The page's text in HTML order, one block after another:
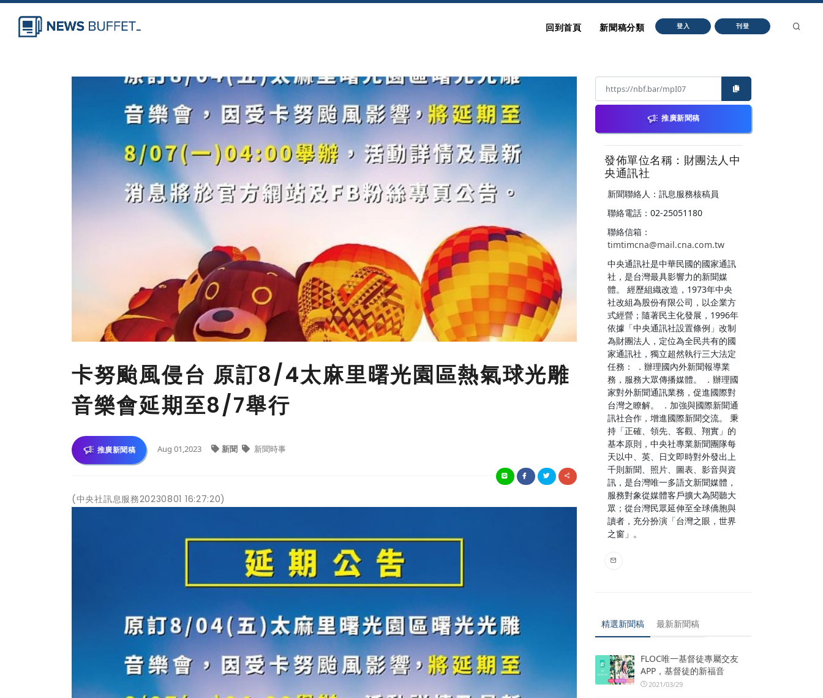
回到首頁 新聞稿分類 登入 刊登
卡努颱風侵台 原訂8/4太麻里曙光園區熱氣球光雕
音樂會延期至8/7舉行
推廣新聞稿 Aug 01,2023 新聞 新聞時事
(中央社訊息服務20230801 16:27:20)
推廣新聞稿
發佈單位名稱：財團法人中
央通訊社
新聞聯絡人：訊息服務核稿員
聯絡電話：02-25051180
聯絡信箱：
timtimcna@mail.cna.com.tw
中央通訊社是中華民國的國家通訊
社，是台灣最具影響力的新聞媒
體。 經歷組織改造，1973年中央
社改組為股份有限公司，以企業方
式經營；隨著民主化發展，1996年
依據「中央通訊社設置條例」改制
為財團法人，定位為全民共有的國
家通訊社，獨立超然執行三大法定
任務： ．辦理國內外新聞報導業
務，服務大眾傳播媒體。 ．辦理國
家對外新聞通訊業務，促進國際對
台灣之瞭解。 ．加強與國際新聞通
訊社合作，增進國際新聞交流。 秉
持「正確、領先、客觀、翔實」的
基本原則，中央社專業新聞團隊每
天以中、英、日文即時對外發出上
千則新聞、照片、圖表、影音與資
訊，是台灣唯一多語文新聞媒體，
服務對象從媒體客戶擴大為閱聽大
眾；從台灣民眾延伸至全球僑胞與
讀者，充分扮演「台灣之眼，世界
之窗」。
精選新聞稿 最新新聞稿
FLOC唯一基督徒專屬交友
APP，基督徒的新福音
2021/03/29